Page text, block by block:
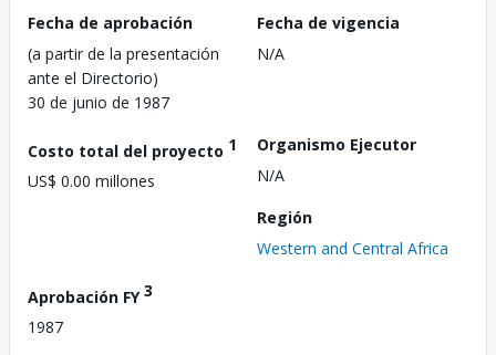
Fecha de aprobación
(a partir de la presentación
ante el Directorio)
30 de junio de 1987
Fecha de vigencia
N/A
Costo total del proyecto 1
US$ 0.00 millones
Organismo Ejecutor
N/A
Región
Western and Central Africa
Aprobación FY3
1987